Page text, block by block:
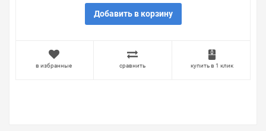
Добавить в корзину
в избранные сравнить купить в 1 клик